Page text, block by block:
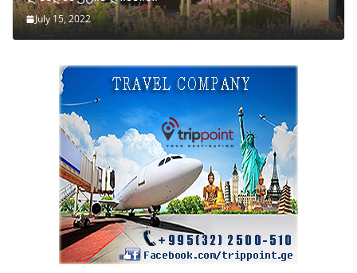
July 15, 2022